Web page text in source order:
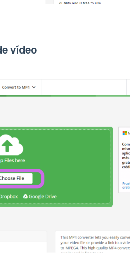
vídeo